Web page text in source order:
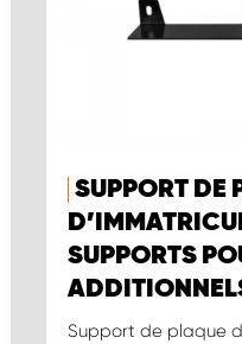
SUPPORT DE
SUPPORTS
Support de plaque